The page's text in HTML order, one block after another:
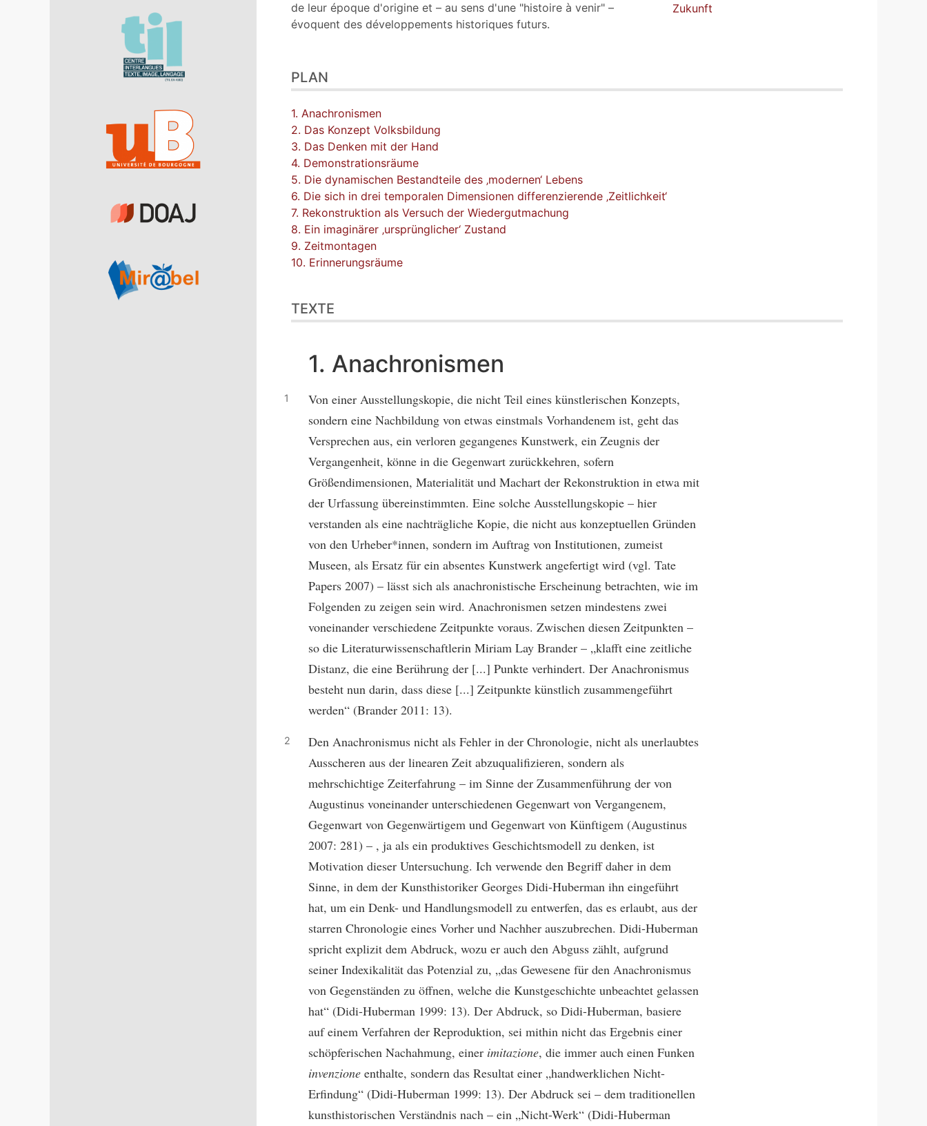
Affiliations/partenaires
de leur époque d'origine et – au sens d'une "histoire à venir" –
évoquent des développements historiques futurs.
Zukunft
PLAN
1. Anachronismen
2. Das Konzept Volksbildung
3. Das Denken mit der Hand
4. Demonstrationsräume
5. Die dynamischen Bestandteile des ‚modernen‘ Lebens
6. Die sich in drei temporalen Dimensionen differenzierende ‚Zeitlichkeit‘
7. Rekonstruktion als Versuch der Wiedergutmachung
8. Ein imaginärer ‚ursprünglicher‘ Zustand
9. Zeitmontagen
10. Erinnerungsräume
TEXTE
1. Anachronismen
Von einer Ausstellungskopie, die nicht Teil eines künstlerischen Konzepts,
sondern eine Nachbildung von etwas einstmals Vorhandenem ist, geht das
Versprechen aus, ein verloren gegangenes Kunstwerk, ein Zeugnis der
Vergangenheit, könne in die Gegenwart zurückkehren, sofern
Größendimensionen, Materialität und Machart der Rekonstruktion in etwa mit
der Urfassung übereinstimmten. Eine solche Ausstellungskopie – hier
verstanden als eine nachträgliche Kopie, die nicht aus konzeptuellen Gründen
von den Urheber*innen, sondern im Auftrag von Institutionen, zumeist
Museen, als Ersatz für ein absentes Kunstwerk angefertigt wird (vgl. Tate
Papers 2007) – lässt sich als anachronistische Erscheinung betrachten, wie im
Folgenden zu zeigen sein wird. Anachronismen setzen mindestens zwei
voneinander verschiedene Zeitpunkte voraus. Zwischen diesen Zeitpunkten –
so die Literaturwissenschaftlerin Miriam Lay Brander – „klafft eine zeitliche
Distanz, die eine Berührung der [...] Punkte verhindert. Der Anachronismus
besteht nun darin, dass diese [...] Zeitpunkte künstlich zusammengeführt
werden“ (Brander 2011: 13).
Den Anachronismus nicht als Fehler in der Chronologie, nicht als unerlaubtes
Ausscheren aus der linearen Zeit abzuqualifizieren, sondern als
mehrschichtige Zeiterfahrung – im Sinne der Zusammenführung der von
Augustinus voneinander unterschiedenen Gegenwart von Vergangenem,
Gegenwart von Gegenwärtigem und Gegenwart von Künftigem (Augustinus
2007: 281) – , ja als ein produktives Geschichtsmodell zu denken, ist
Motivation dieser Untersuchung. Ich verwende den Begriff daher in dem
Sinne, in dem der Kunsthistoriker Georges Didi-Huberman ihn eingeführt
hat, um ein Denk- und Handlungsmodell zu entwerfen, das es erlaubt, aus der
starren Chronologie eines Vorher und Nachher auszubrechen. Didi-Huberman
spricht explizit dem Abdruck, wozu er auch den Abguss zählt, aufgrund
seiner Indexikalität das Potenzial zu, „das Gewesene für den Anachronismus
von Gegenständen zu öffnen, welche die Kunstgeschichte unbeachtet gelassen
hat“ (Didi-Huberman 1999: 13). Der Abdruck, so Didi-Huberman, basiere
auf einem Verfahren der Reproduktion, sei mithin nicht das Ergebnis einer
schöpferischen Nachahmung, einer imitazione, die immer auch einen Funken
invenzione enthalte, sondern das Resultat einer „handwerklichen Nicht-
Erfindung“ (Didi-Huberman 1999: 13). Der Abdruck sei – dem traditionellen
kunsthistorischen Verständnis nach – ein „Nicht-Werk“ (Didi-Huberman